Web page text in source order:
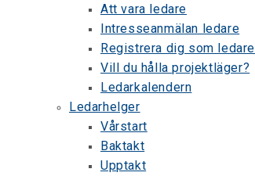
Att vara ledare
Intresseanmälan ledare
Registrera dig som ledare
Vill du hålla projektläger?
Ledarkalendern
Ledarhelger
Vårstart
Baktakt
Upptakt